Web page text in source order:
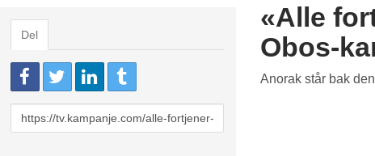
Del
URL
to
«Alle
Obos-
Anorak står bak